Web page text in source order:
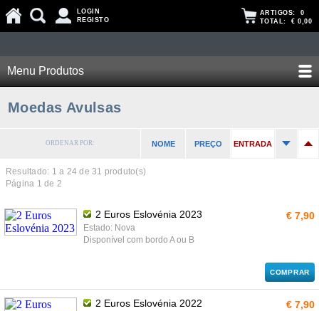
LOGIN
REGISTO
ARTIGOS: 0
TOTAL: € 0,00
Menu Produtos
Moedas Avulsas
ORDENAR POR: NOME PREÇO ENTRADA
Resultado: 1 a 24 de 31 produto(s)
Página 1 de 2
2 Euros Eslovénia 2023
Estado: Nova
Disponível com bordo A ou B
€ 7,90
COMPRAR
2 Euros Eslovénia 2022 € 7,90